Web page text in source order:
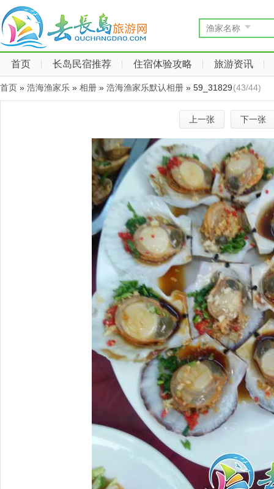
渔家名称
首页 长岛民宿推荐 住宿体验攻略 旅游资讯
首页 » 浩海渔家乐 » 相册 » 浩海渔家乐默认相册 » 59_31829(43/44)
上一张 下一张